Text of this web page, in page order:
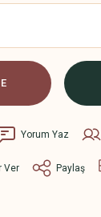
Yorum Yaz
Ver Paylaş